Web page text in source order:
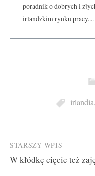
poradnik o dobrych i
irlandzkim rynku pracy....
irlandia,
Post
navigation
STARSZY WPIS
W kłódkę cięcie też